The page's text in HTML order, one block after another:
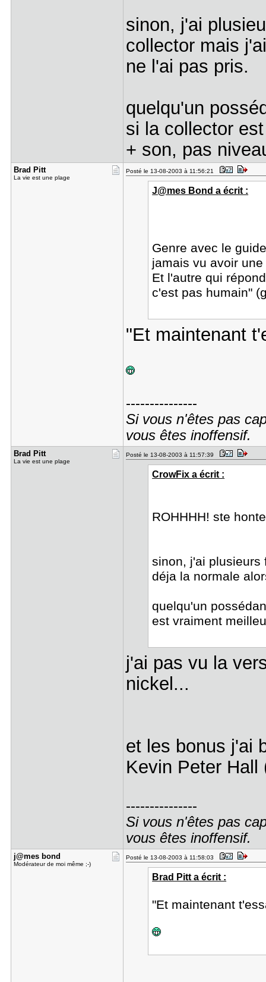
sinon, j'ai
collector mais
ne l'ai pas pris.
quelqu'un
si la collector
+ son, pas
Brad Pitt
La vie est une plage
Posté le 13-08-2003 à 11:56:21
J@mes Bond a écrit :
Genre avec le
jamais vu avoir
Et l'autre qui
c'est pas humain"
"Et maintenant
---------------
Si vous n'êtes pas
vous êtes inoffensif.
Brad Pitt
La vie est une plage
Posté le 13-08-2003 à 11:57:39
CrowFix a écrit :
ROHHHH! ste
sinon, j'ai plusieurs
déja la normale
quelqu'un
est vraiment
j'ai pas vu la
nickel...
et les bonus j'ai
Kevin Peter
---------------
Si vous n'êtes pas
vous êtes inoffensif.
j@mes bond
Modérateur de moi même ;-)
Posté le 13-08-2003 à 11:58:03
Brad Pitt a écrit :
"Et maintenant